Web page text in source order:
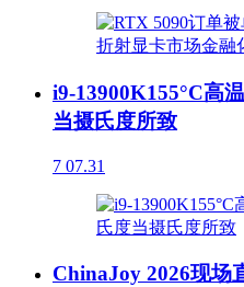
i9-13900K155°C高
当摄氏度所致
7 07.31
ChinaJoy 2026现场